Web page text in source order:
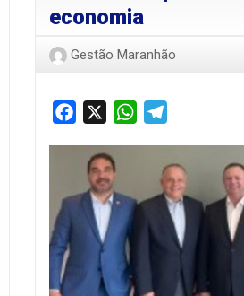
economia
Gestão Maranhão
Facebook WhatsApp